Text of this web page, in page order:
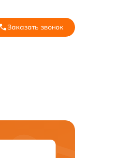
Заказать звонок